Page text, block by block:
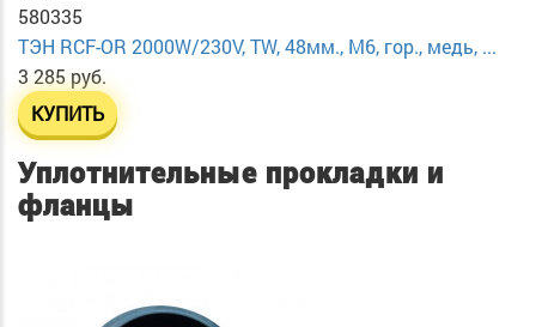
580335
ТЭН RCF-OR 2000W/230V, TW, 48мм., М6, гор., медь, ...
3 285 руб.
КУПИТЬ
Уплотнительные прокладки и
фланцы